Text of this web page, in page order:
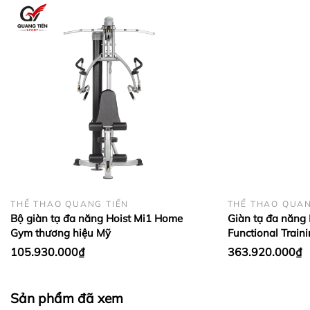
Chân đế thiết kế dạng thép tròn tạo hình
theo tỉ lệ giúp toàn bộ ghế tập chắc chắn,
chịu tải tốt. Nhờ đó, người dùng có thể
thoải mái luyện tập các bài nâng tạ nặng
trên ghế mà không lo bị rung lắc trong
quá trình sử dụng.
Khung đỡ tạ đòn được thiết kế cứng cáp,
chắc chắn với chiều cao 138cm. Ngoài ra,
đỡ lưng ghế tập 5 mức điều chỉnh độ dốc.
Cho phép gymer sử dụng ghế tập luyện
nhiều bài tập khác nhau.
ngoài vào là da PU, bông tải đàn hồi,
THỂ THAO QUANG TIẾN
Bộ giàn tạ đa năng Hoist Mi1 Home
Gym thương hiệu Mỹ
105.930.000₫
THỂ THAO
Giàn tạ đa năng
Functional
363.920.000₫
Sản phẩm đã xem